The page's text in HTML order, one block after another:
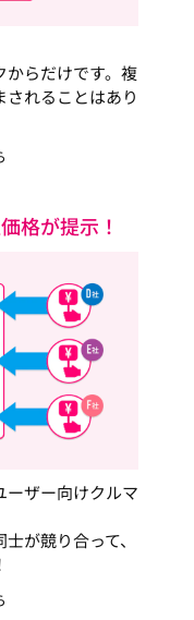
からだけです。複
れることはあり
格が提示！
ーザー向けクルマ
が競り合って、